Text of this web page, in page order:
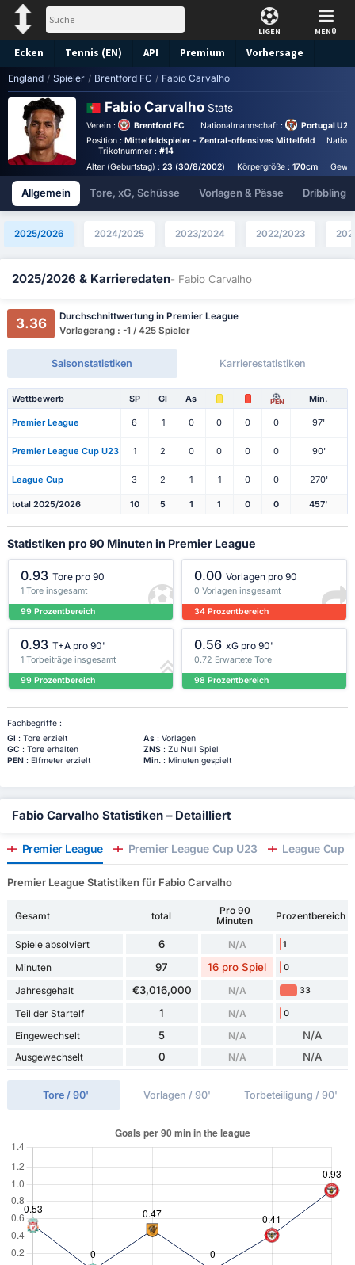
LIGEN MENÜ
Ecken Tennis (EN) API Premium Vorhersage
England / Spieler / Brentford FC / Fabio Carvalho
Fabio Carvalho Stats
Verein : Brentford FC Nationalmannschaft :
Portugal U21
Position : Mittelfeldspieler - Zentral-offensives Mittelfeld
Trikotnummer :#14
Alter (Geburtstag) : 23 (30/8/2002) Körpergröße :170cm
Allgemein Tore, xG, Schüsse Vorlagen & Pässe Dribbling
2025/2026 2024/2025 2023/2024 2022/2023
2025/2026 & Karrieredaten- Fabio Carvalho
3.36
Durchschnittwertung in Premier League
Vorlagerang : -1 / 425 Spieler
Saisonstatistiken Karrierestatistiken
Wettbewerb SP Gl As PEN Min.
Premier League 6 1 0 0 0 0 97'
Premier League Cup U23 1 2 0 0 0 0 90'
League Cup 3 2 1 1 0 0 270'
total 2025/2026 10 5 1 1 0 0 457'
Statistiken pro 90 Minuten in Premier League
0.93 Tore pro 90
1 Tore insgesamt
99 Prozentbereich
0.00 Vorlagen pro 90
0 Vorlagen insgesamt
34 Prozentbereich
0.93 T+A pro 90'
1 Torbeiträge insgesamt
99 Prozentbereich
0.56 xG pro 90'
0.72 Erwartete Tore
98 Prozentbereich
Fachbegriffe :
Gl : Tore erzielt As: Vorlagen
GC : Tore erhalten ZNS: Zu Null Spiel
PEN: Elfmeter erzielt Min.: Minuten gespielt
Fabio Carvalho Statistiken – Detailliert
Premier League Premier League Cup U23 League Cup
Premier League Statistiken für Fabio Carvalho
Gesamt total
Pro 90
Minuten
Prozentbereich
Spiele absolviert 6 N/A 1
Minuten 97 16 pro Spiel 0
Jahresgehalt €3,016,000 N/A 33
Teil der Startelf 1 N/A 0
Eingewechselt 5 N/A N/A
Ausgewechselt 0 N/A N/A
Tore / 90' Vorlagen / 90' Torbeteiligung / 90'